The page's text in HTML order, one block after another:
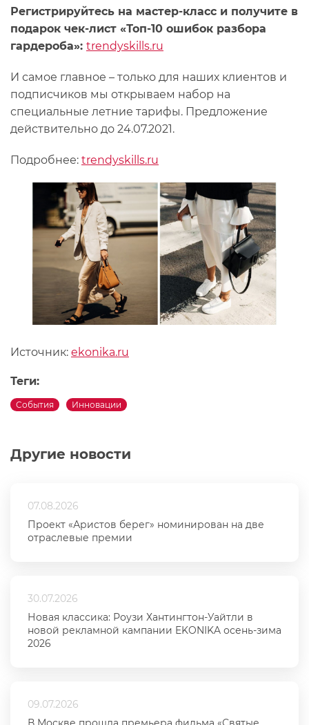
Другие новости
07.08.2026
Проект «Аристов берег» номинирован на две
отраслевые премии
30.07.2026
Новая классика: Роузи Хантингтон-Уайтли в
новой рекламной кампании EKONIKA осень-зима
2026
09.07.2026
Регистрируйтесь на мастер-класс и получите в
подарок чек-лист «Топ-10 ошибок разбора
гардероба»: trendyskills.ru
И самое главное – только для наших клиентов и
подписчиков мы открываем набор на
специальные летние тарифы. Предложение
действительно до 24.07.2021.
Подробнее: trendyskills.ru
Источник: ekonika.ru
Теги:
События Инновации